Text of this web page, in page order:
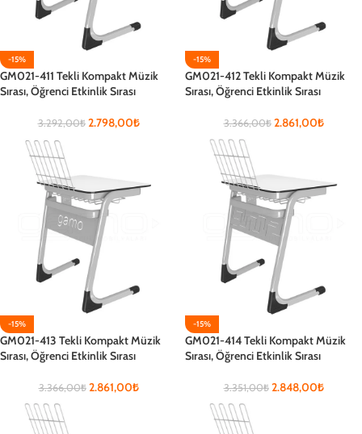
-15%
GM021-411 Tekli Kompakt Müzik
Sırası, Öğrenci Etkinlik Sırası
3.292,00₺ 2.798,00₺
-15%
GM021-412 Tekli Kompakt Müzik
Sırası, Öğrenci Etkinlik Sırası
3.366,00₺ 2.861,00₺
-15%
GM021-413 Tekli Kompakt Müzik
Sırası, Öğrenci Etkinlik Sırası
3.366,00₺ 2.861,00₺
-15%
GM021-414 Tekli Kompakt Müzik
Sırası, Öğrenci Etkinlik Sırası
3.351,00₺ 2.848,00₺